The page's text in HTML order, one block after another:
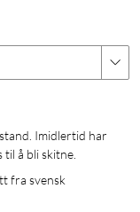
å bli skitne.
fra svensk